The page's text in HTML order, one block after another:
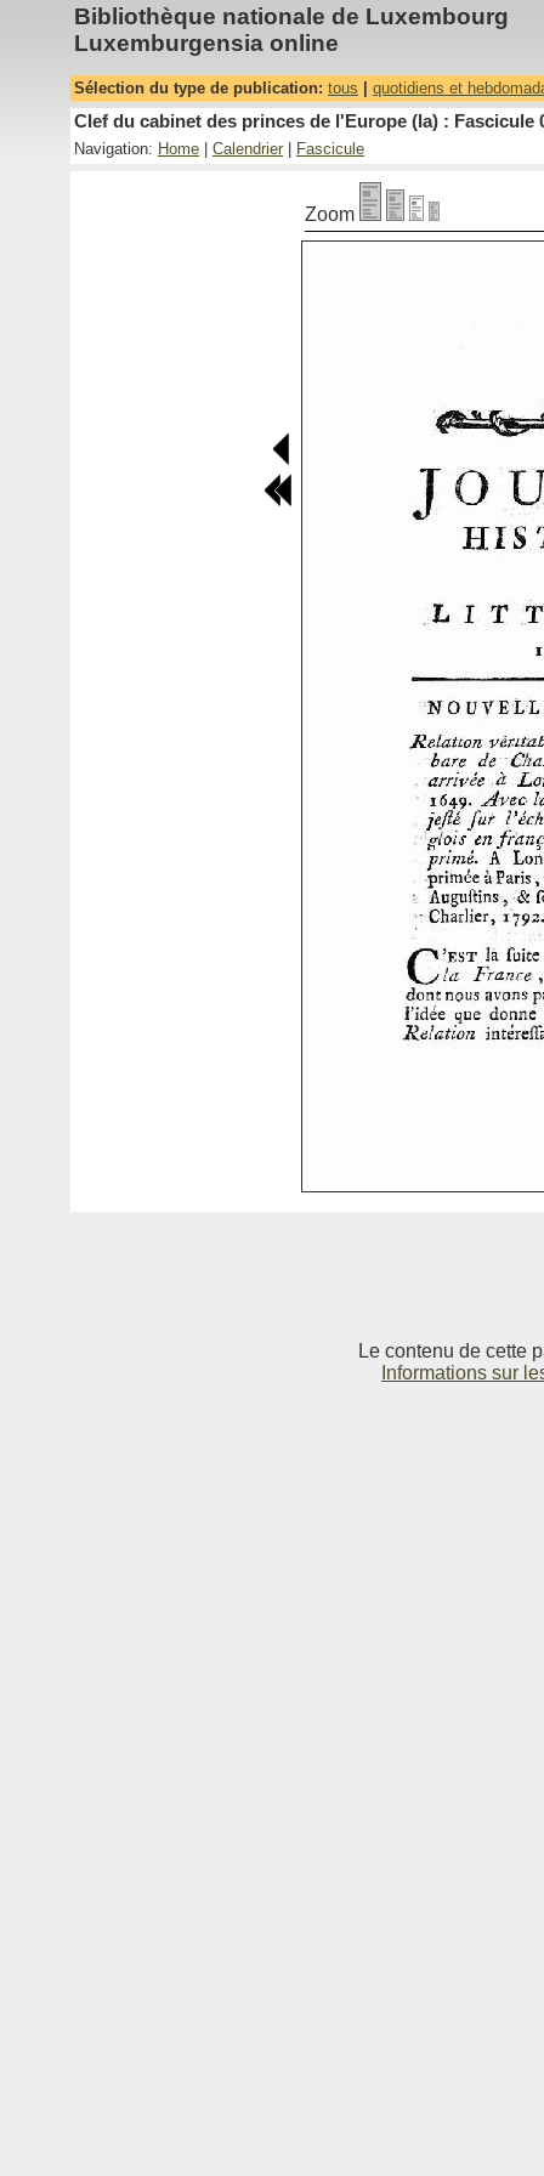
Bibliothèque nationale de Luxembourg
Luxemburgensia online
Sélection du type de publication: tous quotidiens et
Clef du cabinet des princes de l'Europe (la) : Fascicule
Navigation: Home Calendrier Fascicule
Zoom
Le contenu de cette
Informations sur